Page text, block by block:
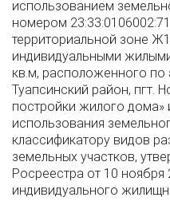
использованием
номером
территориальной зоне
индивидуальными
кв.м, расположенного по
Туапсинский район, пгт.
постройки жилого
использования
классификатору видов
земельных участков,
Росреестра от 10
индивидуального